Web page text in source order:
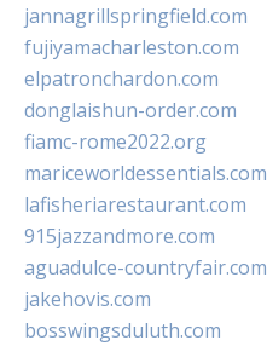
jannagrillspringfield.com
fujiyamacharleston.com
elpatronchardon.com
donglaishun-order.com
fiamc-rome2022.org
mariceworldessentials.com
lafisheriarestaurant.com
915jazzandmore.com
aguadulce-countryfair.com
jakehovis.com
bosswingsduluth.com